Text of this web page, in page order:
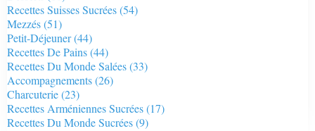
Recettes Suisses Sucrées(54)
Mezzés(51)
Petit-Déjeuner(44)
Recettes De Pains(44)
Recettes Du Monde Salées(33)
Accompagnements(26)
Charcuterie(23)
Recettes Arméniennes Sucrées(17)
Recettes Du Monde Sucrées(9)